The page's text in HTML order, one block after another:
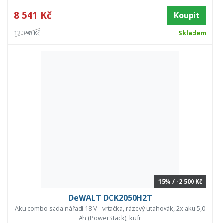
8 541 Kč Koupit
12 398 Kč Skladem
15% / -2 500 Kč
DeWALT DCK2050H2T
Aku combo sada nářadí 18 V - vrtačka, rázový utahovák, 2x aku 5,0
Ah (PowerStack), kufr